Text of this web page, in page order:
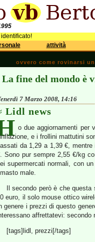
attività
ovvero come rovinarsi
La fine del mondo è
7 Marzo 2008, 14:16
Lidl news
o due aggiornamenti
e i frollini mattutini
da 1,29 a 1,39 €,
Sono pur sempre 2,55 €/kg
supermercati normali, con
male.
Il secondo però è che
euro, il solo mouse ottico
genere i prezzi di questo
affrettatevi: secondo
[tags]lidl, prezzi[/tags]